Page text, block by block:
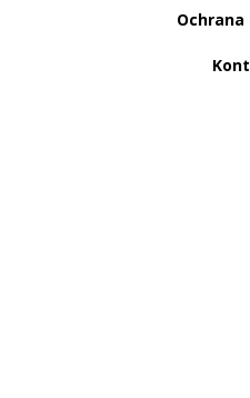
Ochrana